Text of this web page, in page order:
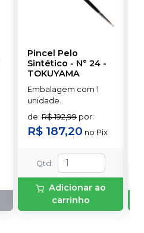
Pincel Pelo
Sintético - N° 24-
TOKUYAMA
Embalagem com 1
unidade.
de: R$ 192,99 por:
R$ 187,20 no Pix
Qtd :
Adicionar ao
carrinho